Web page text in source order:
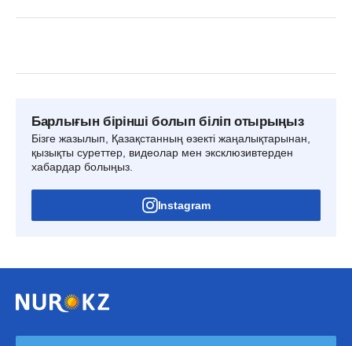
Барлығын бірінші болып біліп отырыңыз
Бізге жазылып, Қазақстанның өзекті жаңалықтарынан,
қызықты суреттер, видеолар мен эксклюзивтерден
хабардар болыңыз.
Instagram